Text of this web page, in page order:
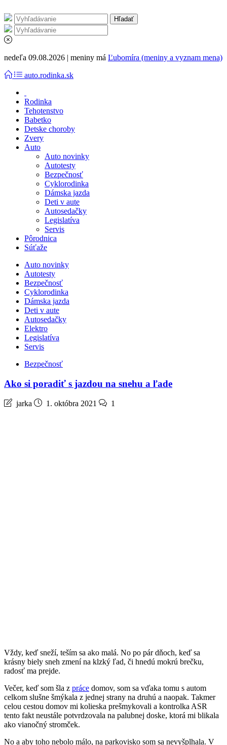
nedeľa 09.08.2026 | meniny má Ľubomíra (meniny a vyznam mena)
auto.rodinka.sk
Rodinka
Tehotenstvo
Babetko
Detske choroby
Zvery
Auto
Auto novinky
Autotesty
Bezpečnosť
Cyklorodinka
Dámska jazda
Deti v aute
Autosedačky
Legislatíva
Servis
Pôrodnica
Súťaže
Auto novinky
Autotesty
Bezpečnosť
Cyklorodinka
Dámska jazda
Deti v aute
Autosedačky
Elektro
Legislatíva
Servis
Bezpečnosť
Ako si poradiť s jazdou na snehu a ľade
jarka 1. októbra 2021 1
Vždy, keď sneží, teším sa ako malá. No po pár dňoch, keď sa
krásny biely sneh zmení na klzký ľad, či hnedú mokrú brečku,
radosť ma prejde.
Večer, keď som šla z práce domov, som sa vďaka tomu s autom
celkom slušne šmýkala z jednej strany na druhú a naopak. Takmer
celou cestou domov mi kolieska prešmykovali a kontrolka ASR
tento fakt neustále potvrdzovala na palubnej doske, ktorá mi blikala
ako vianočný stromček.
No a aby toho nebolo málo, na parkovisko som sa nevyšplhala. V